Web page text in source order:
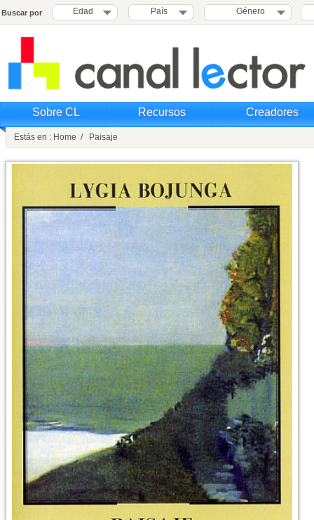
Buscar por Edad País Género
Sobre CL Recursos Creadores
Estás en : Home / Paisaje